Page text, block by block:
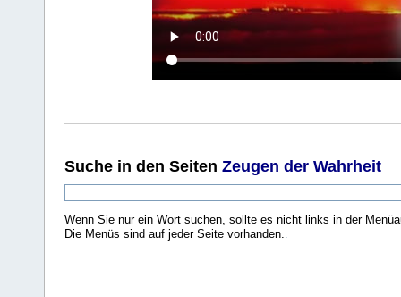
Suche in den Seiten Zeugen der Wahrheit
Wenn Sie nur ein Wort suchen, sollte es nicht links in der
Die Menüs sind auf jeder Seite vorhanden..